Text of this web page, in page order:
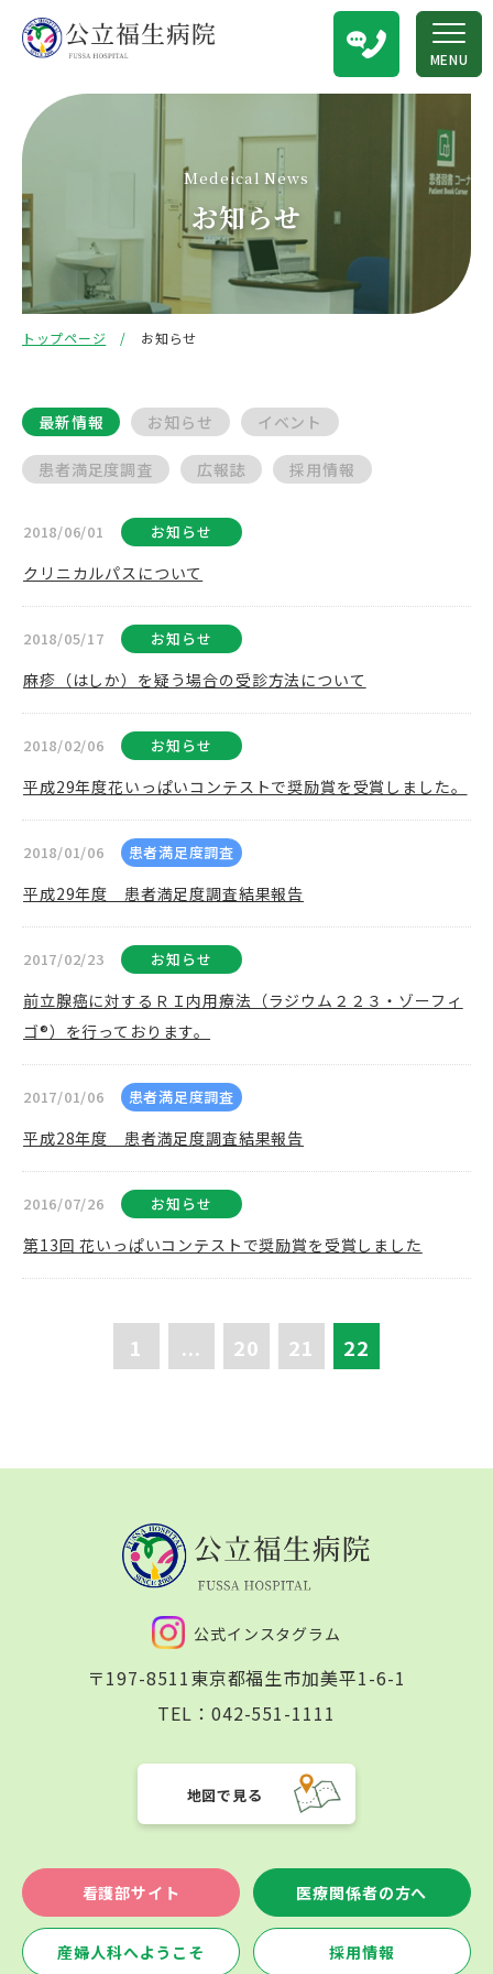
MENU
Medeical News
お知らせ
トップページ お知らせ
最新情報 お知らせ イベント
患者満足度調査 広報誌 採用情報
2018/06/01 お知らせ
クリニカルパスについて
2018/05/17 お知らせ
麻疹（はしか）を疑う場合の受診方法について
2018/02/06 お知らせ
平成29年度花いっぱいコンテストで奨励賞を受賞しました。
2018/01/06 患者満足度調査
平成29年度 患者満足度調査結果報告
2017/02/23 お知らせ
前立腺癌に対するＲＩ内用療法（ラジウム２２３・ゾーフィ
ゴ®）を行っております。
2017/01/06 患者満足度調査
平成28年度 患者満足度調査結果報告
2016/07/26 お知らせ
第13回 花いっぱいコンテストで奨励賞を受賞しました
1 ... 20 21 22
公式インスタグラム
〒197-8511東京都福生市加美平1-6-1
TEL： 042-551-1111
地図で見る
看護部サイト 医療関係者の方へ
産婦人科へようこそ 採用情報